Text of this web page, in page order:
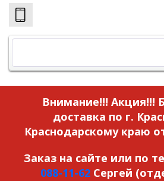
Внимание!!! Акция!!!
доставка по г.
Краснодарскому краю
Заказ на сайте или по
088-11-62 Сергей